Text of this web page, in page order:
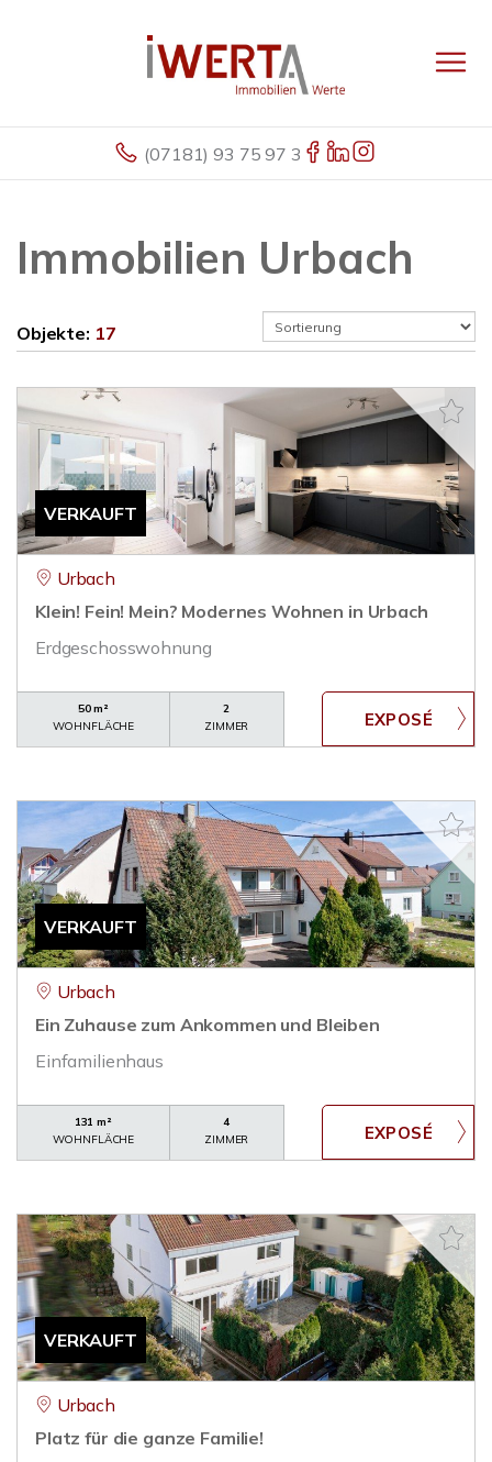
(07181) 93 75 97 3
Immobilien Urbach
Objekte: 17
VERKAUFT
Urbach
Klein! Fein! Mein? Modernes Wohnen in Urbach
Erdgeschosswohnung
50 m²
WOHNFLÄCHE
2
ZIMMER
VERKAUFT
Urbach
Ein Zuhause zum Ankommen und Bleiben
Einfamilienhaus
131 m²
WOHNFLÄCHE
4
ZIMMER
VERKAUFT
Urbach
Platz für die ganze Familie!